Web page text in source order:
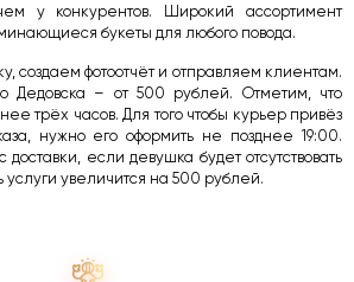
у конкурентов. Широкий ассортимент
букеты для любого повода.
создаем фотоотчёт и отправляем клиентам.
Дедовска – от 500 рублей. Отметим, что
трёх часов. Для того чтобы курьер привёз
нужно его оформить не позднее 19:00.
если девушка будет отсутствовать
услуги увеличится на 500 рублей.